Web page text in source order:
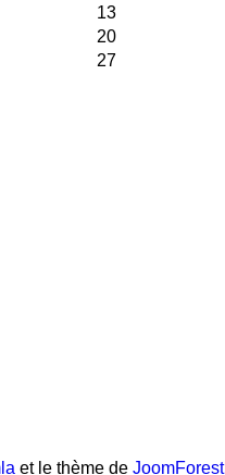
13
20
27
et le thème de JoomForest